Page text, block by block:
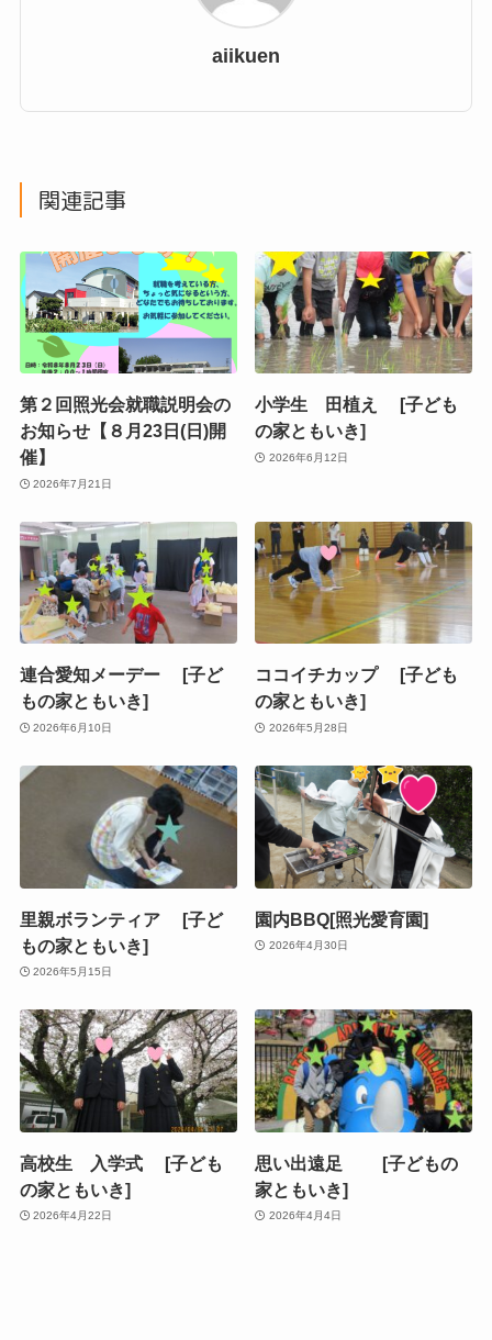
aiikuen
関連記事
第２回照光会就職説明会の
お知らせ【８月23日(日)開
催】
2026年7月21日
小学生 田植え [子ども
の家ともいき]
2026年6月12日
連合愛知メーデー [子ど
もの家ともいき]
2026年6月10日
ココイチカップ [子ども
の家ともいき]
2026年5月28日
里親ボランティア [子ど
もの家ともいき]
2026年5月15日
園内BBQ[照光愛育園]
2026年4月30日
高校生 入学式 [子ども
の家ともいき]
2026年4月22日
思い出遠足 [子どもの
家ともいき]
2026年4月4日